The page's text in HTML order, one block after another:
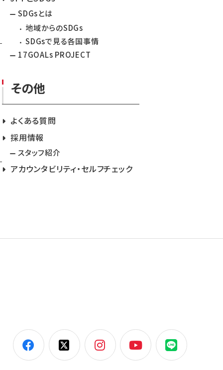
SDGsとは
地域からのSDGs
SDGsで見る各国事情
17GOALs PROJECT
その他
よくある質問
採用情報
スタッフ紹介
アカウンタビリティ・セルフチェック